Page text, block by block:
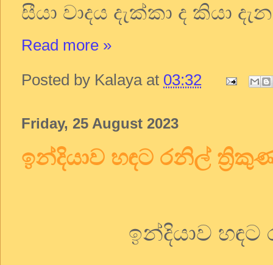
සීයා වාදය දැක්කා ද කියා දැන
Read more »
Posted by Kalaya at 03:32
Friday, 25 August 2023
ඉන්දියාව හඳට රනිල්
ඉන්දියාව හඳට